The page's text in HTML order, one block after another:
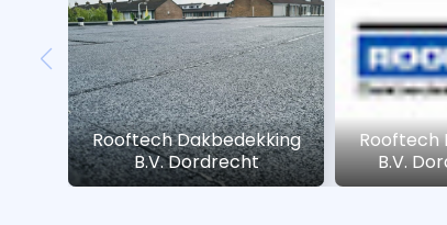
Rooftech Dakbedekking
B.V. Dordrecht
Rooftech
B.V.